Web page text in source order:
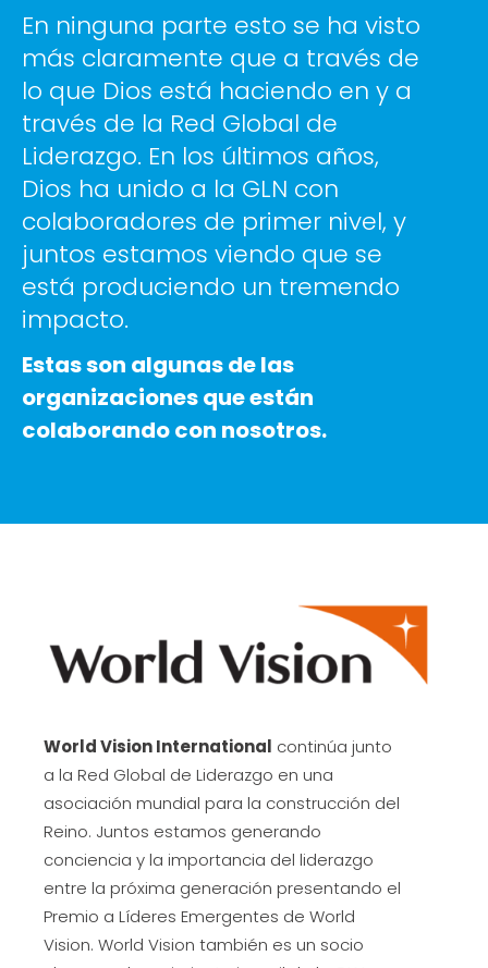
En ninguna parte esto se ha visto
más claramente que a través de
lo que Dios está haciendo en y a
través de la Red Global de
Liderazgo. En los últimos años,
Dios ha unido a la GLN con
colaboradores de primer nivel, y
juntos estamos viendo que se
está produciendo un tremendo
impacto.
Estas son algunas de las
organizaciones que están
colaborando con nosotros.
World Vision International continúa junto
a la Red Global de Liderazgo en una
asociación mundial para la construcción del
Reino. Juntos estamos generando
conciencia y la importancia del liderazgo
entre la próxima generación presentando el
Premio a Líderes Emergentes de World
Vision. World Vision también es un socio